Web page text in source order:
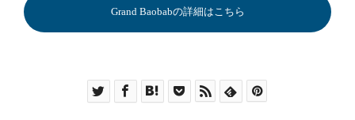
Grand Baobabの詳細はこちら